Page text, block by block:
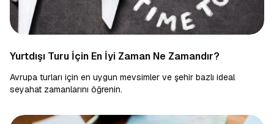
Yurtdışı Turu İçin En İyi Zaman Ne Zamandır?
Avrupa turları için en uygun mevsimler ve şehir bazlı ideal
seyahat zamanlarını öğrenin.